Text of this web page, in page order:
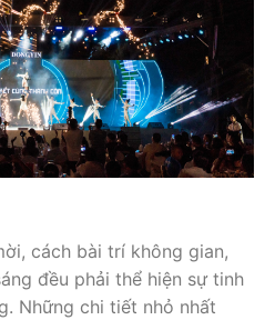
cách bài trí không gian,
đều phải thể hiện sự tinh
Những chi tiết nhỏ nhất